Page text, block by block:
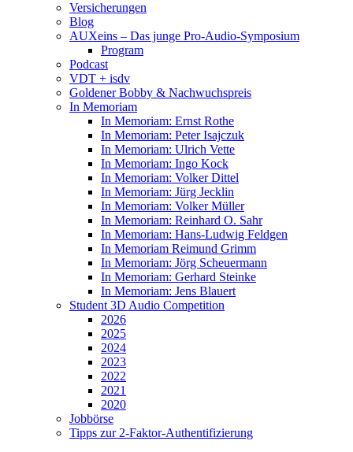
Versicherungen
Blog
AUXeins – Das junge Pro-Audio-Symposium
Program
Podcast
VDT + isdv
Goldener Bobby & Nachwuchspreis
In Memoriam
In Memoriam: Ernst Rothe
In Memoriam: Peter Isajczuk
In Memoriam: Ulrich Vette
In Memoriam: Ingo Kock
In Memoriam: Volker Dittel
In Memoriam: Jürg Jecklin
In Memoriam: Volker Müller
In Memoriam: Reinhard O. Sahr
In Memoriam: Hans-Ludwig Feldgen
In Memoriam Reimund Grimm
In Memoriam: Jörg Scheuermann
In Memoriam: Gerhard Steinke
In Memoriam: Jens Blauert
Student 3D Audio Competition
2026
2025
2024
2023
2022
2021
2020
Jobbörse
Tipps zur 2-Faktor-Authentifizierung